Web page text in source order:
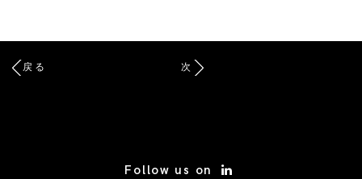
戻る 次
Follow us on